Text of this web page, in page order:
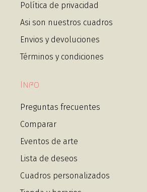
Política de privacidad
Asi son nuestros cuadros
Envios y devoluciones
Términos y condiciones
Info
Preguntas frecuentes
Comparar
Eventos de arte
Lista de deseos
Cuadros personalizados